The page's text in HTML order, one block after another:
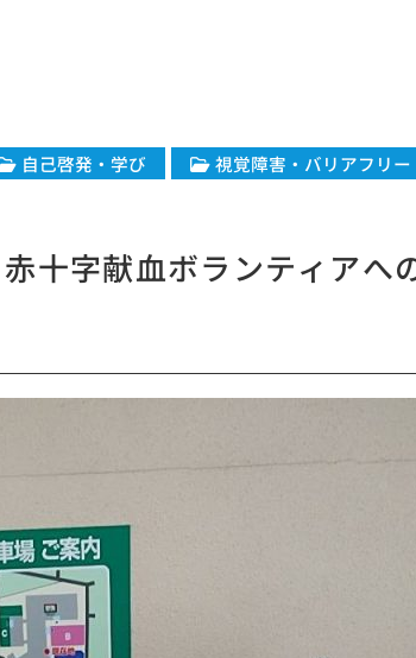
自己啓発・学び 視覚障害・バリアフリー
十字献血ボランティアへ